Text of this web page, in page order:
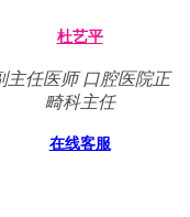
杜艺平
主任医师 口腔医院正
畸科主任
在线客服